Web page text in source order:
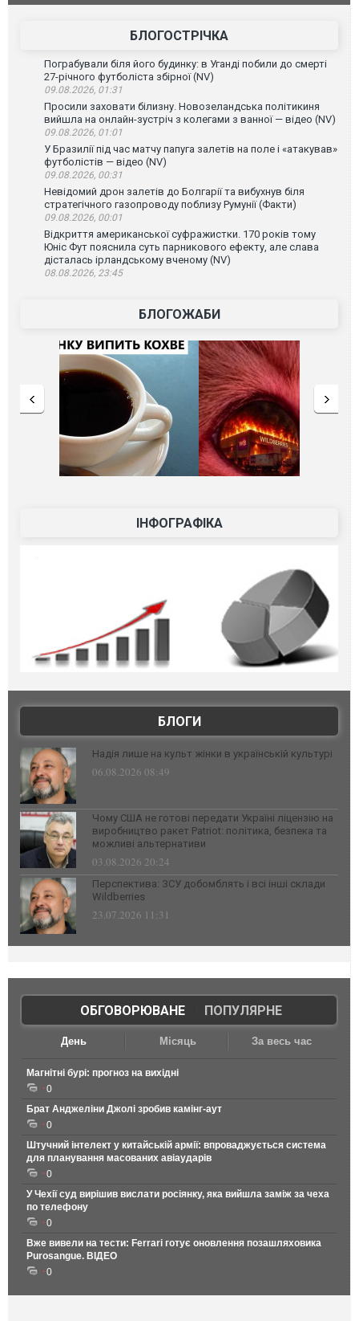
БЛОГОСТРІЧКА
Пограбували біля його будинку: в Уганді побили до смерті
27-річного футболіста збірної (NV)
09.08.2026, 01:31
Просили заховати білизну. Новозеландська політикиня
вийшла на онлайн-зустріч з колегами з ванної — відео (NV)
09.08.2026, 01:01
У Бразилії під час матчу папуга залетів на поле і «атакував»
футболістів — відео (NV)
09.08.2026, 00:31
Невідомий дрон залетів до Болгарії та вибухнув біля
стратегічного газопроводу поблизу Румунії (Факти)
09.08.2026, 00:01
Відкриття американської суфражистки. 170 років тому
Юніс Фут пояснила суть парникового ефекту, але слава
дісталась ірландському вченому (NV)
08.08.2026, 23:45
БЛОГОЖАБИ
ІНФОГРАФІКА
БЛОГИ
Надія лише на культ жінки в українській культурі
06.08.2026 08:49
Чому США не готові передати Україні ліцензію на
виробництво ракет Patriot: політика, безпека та
можливі альтернативи
03.08.2026 20:24
Перспектива: ЗСУ добомблять і всі інші склади
Wildberries
23.07.2026 11:31
ОБГОВОРЮВАНЕ| ПОПУЛЯРНЕ
День Місяць За весь час
Магнітні бурі: прогноз на вихідні
0
Брат Анджеліни Джолі зробив камінг-аут
0
Штучний інтелект у китайській армії: впроваджується система
для планування масованих авіаударів
0
У Чехії суд вирішив вислати росіянку, яка вийшла заміж за чеха
по телефону
0
Вже вивели на тести: Ferrari готує оновлення позашляховика
Purosangue. ВІДЕО
0